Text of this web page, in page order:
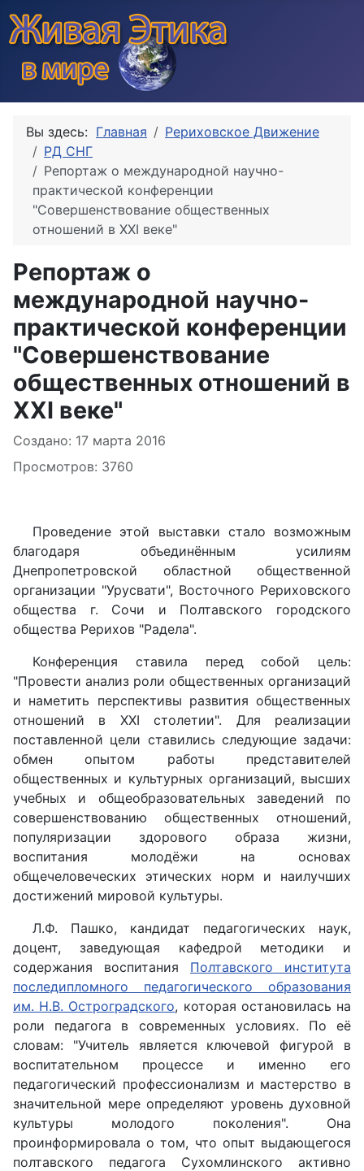
Вы здесь: Главная
Рериховское Движение
РД СНГ
Репортаж о международной научно-
практической конференции
"Совершенствование общественных
отношений в ХХI веке"
Репортаж о
международной научно-
практической конференции
"Совершенствование
общественных отношений в
ХХI веке"
Информация о материале
Создано: 17 марта 2016
Просмотров: 3760
Проведение этой выставки стало возможным
благодаря объединённым усилиям
Днепропетровской областной общественной
организации "Урусвати", Восточного Рериховского
общества г. Сочи и Полтавского городского
общества Рерихов "Радела".
Конференция ставила перед собой цель:
"Провести анализ роли общественных организаций
и наметить перспективы развития общественных
отношений в XXI столетии". Для реализации
поставленной цели ставились следующие задачи:
обмен опытом работы представителей
общественных и культурных организаций, высших
учебных и общеобразовательных заведений по
совершенствованию общественных отношений,
популяризации здорового образа жизни,
воспитания молодёжи на основах
общечеловеческих этических норм и наилучших
достижений мировой культуры.
Л.Ф. Пашко, кандидат педагогических наук,
доцент, заведующая кафедрой методики и
содержания воспитания Полтавского института
последипломного педагогического образования
им. Н.В. Остроградского, которая остановилась на
роли педагога в современных условиях. По её
словам: "Учитель является ключевой фигурой в
воспитательном процессе и именно его
педагогический профессионализм и мастерство в
значительной мере определяют уровень духовной
культуры молодого поколения". Она
проинформировала о том, что опыт выдающегося
полтавского педагога Сухомлинского активно